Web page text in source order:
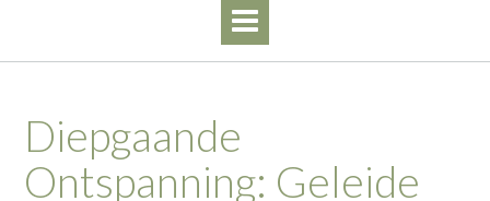
Diepgaande
Ontspanning: Geleide